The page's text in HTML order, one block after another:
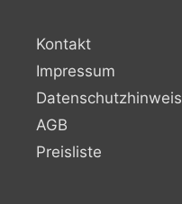
Kontakt
Impressum
Datenschutzhinweis
AGB
Preisliste